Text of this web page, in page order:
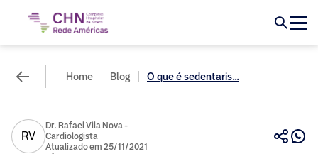
Home Blog O que é sedentaris...
RV
Dr. Rafael Vila Nova -
Cardiologista
Atualizado em 25/11/2021